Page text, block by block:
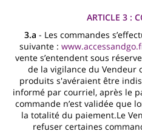
ARTICLE 3 :
3.a - Les commandes
suivante :
vente s’entendent sous
de la vigilance du Vendeur
produits s'avéraient être
informé par courriel, après le
commande n’est validée que
la totalité du paiement.Le
refuser certaines